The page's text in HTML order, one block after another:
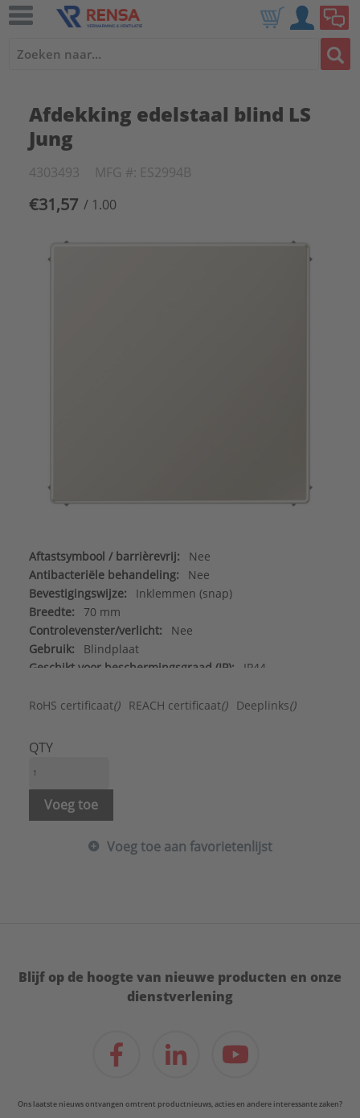
Afdekking edelstaal blind LS
Jung
4303493 MFG #: ES2994B
€31,57 / 1.00
Aftastsymbool / barrièrevrij:
Nee
Antibacteriële behandeling:
Nee
Bevestigingswijze:
Inklemmen (snap)
Breedte:
70 mm
Controlevenster/verlicht:
Nee
Gebruik:
Blindplaat
Geschikt voor beschermingsgraad (IP):
IP44
Halogeenvrij: Ja
Kleur:
Materiaal:
Materiaalkwaliteit:
Merk:
Jung
Met indicatieveld:
Overig
RoHS certificaat() REACH certificaat() Deeplinks()
QTY
Voeg toe
Voeg toe aan favorietenlijst
Blijf op de hoogte van nieuwe producten en onze
dienstverlening
Ons laatste nieuws ontvangen omtrent productnieuws, acties en andere interessante zaken?